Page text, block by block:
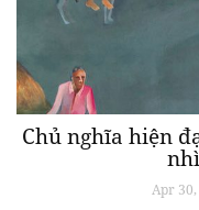
Chủ nghĩa hiện
Apr 30,